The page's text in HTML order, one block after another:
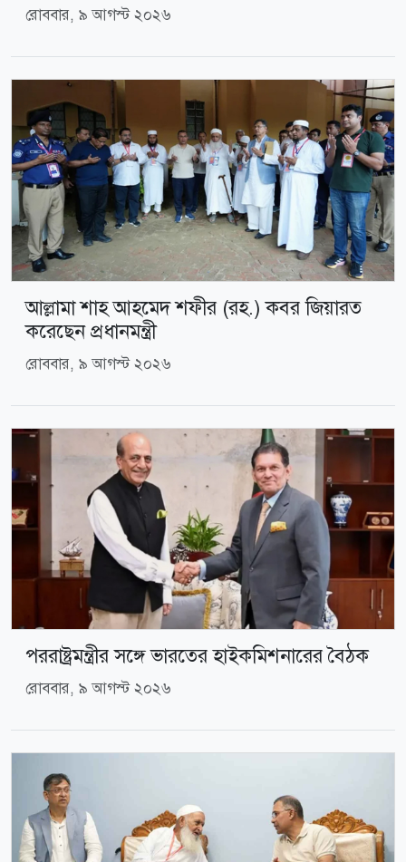
রোববার, ৯ আগস্ট ২০২৬
আল্লামা শাহ আহমেদ শফীর (রহ.) কবর জিয়ারত
করেছেন প্রধানমন্ত্রী
রোববার, ৯ আগস্ট ২০২৬
পররাষ্ট্রমন্ত্রীর সঙ্গে ভারতের হাইকমিশনারের বৈঠক
রোববার, ৯ আগস্ট ২০২৬